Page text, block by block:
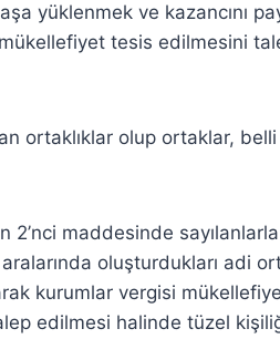
yüklenmek ve kazancını
tesis edilmesini
ortaklıklar olup ortaklar,
2’nci maddesinde
oluşturdukları adi
kurumlar vergisi
edilmesi halinde tüzel